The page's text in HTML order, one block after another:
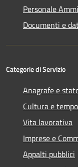
Personale
Documenti e
Categorie di Servizio
Anagrafe e
Cultura e
Vita lavorativa
Imprese e
Appalti pubblici